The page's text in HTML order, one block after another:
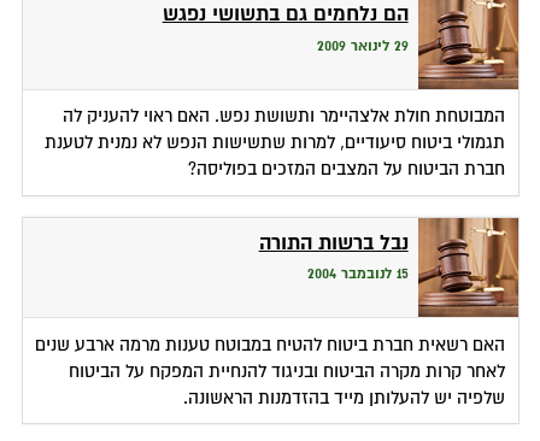
הם נלחמים גם בתשושי נפגש
29 לינואר 2009
המבוטחת חולת אלצהיימר ותשושת נפש. האם ראוי להעניק לה
תגמולי ביטוח סיעודיים, למרות שתשישות הנפש לא נמנית לטענת
חברת הביטוח על המצבים המזכים בפוליסה?
נבל ברשות התורה
15 לנובמבר 2004
האם רשאית חברת ביטוח להטיח במבוטח טענות מרמה ארבע שנים
לאחר קרות מקרה הביטוח ובניגוד להנחיית המפקח על הביטוח
שלפיה יש להעלותן מייד בהזדמנות הראשונה.